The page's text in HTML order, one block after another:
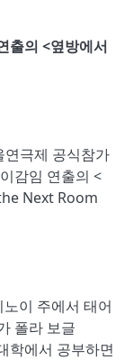
출의 <옆방에서
연극제 공식참가
감임 연출의 <
Next Room
이 주에서 태어
폴라 보글
학에서 공부하면